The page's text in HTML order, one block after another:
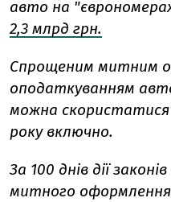
авто на
2,3 млрд грн.
Спрощеним митним
оподаткуванням
можна скористатися
року включно.
За 100 днів дії
митного